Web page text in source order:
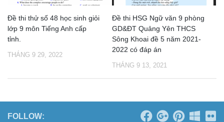
Đề thi thử số 48 học sinh giỏi
lớp 9 môn Tiếng Anh cấp
tỉnh.
THÁNG 9 29, 2022
Đề thi HSG Ngữ văn 9 phòng
GD&ĐT Quảng Yên THCS
Sông Khoai đề 5 năm 2021-
2022 có đáp án
THÁNG 9 13, 2021
FOLLOW: